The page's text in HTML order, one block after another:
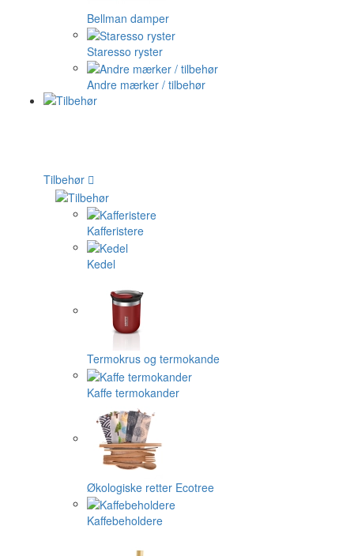
Bellman damper
Staresso ryster
Andre mærker / tilbehør
Tilbehør
Kafferistere
Kedel
Termokrus og termokande
Kaffe termokander
Økologiske retter Ecotree
Kaffebeholdere